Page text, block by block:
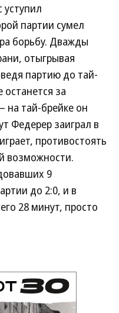
партии сумел
борьбу. Дважды
отыгрывая
партию до тай-
останется за
на тай-брейке он
Федерер заиграл в
противостоять
возможности.
9
до 2:0, и в
28 минут, просто